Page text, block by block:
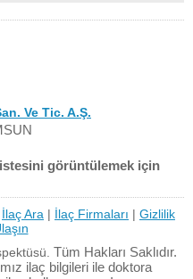
Ve Tic. A.Ş.
görüntülemek için
İlaç Ara | İlaç Firmaları | Gizlilik
Tüm Hakları Saklıdır.
ilaç bilgileri ile doktora